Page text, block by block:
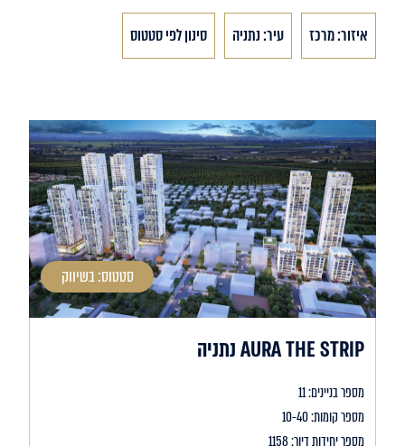
איזור: מרכז עיר: נתניה סינון לפי סטטוס
סטטוס: בשיווק
AURA THE STRIP נתניה
מספר בניינים: 11
מספר קומות: 10-40
מספר יחידות דיור: 1158